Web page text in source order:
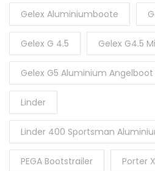
Gelex Aluminiumboote
Gelex G 4.5 Gelex G4.5
Gelex G5 Aluminium Angelboot
Linder
Linder 400 Sportsman
PEGA Bootstrailer Porter